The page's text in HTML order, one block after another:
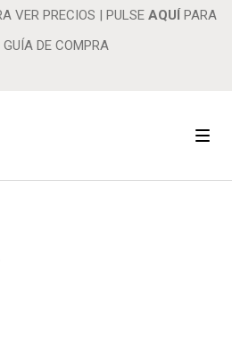
VER PRECIOS | PULSE AQUÍ PARA
DE COMPRA